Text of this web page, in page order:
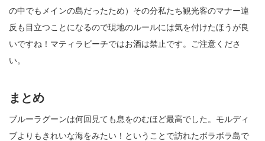
の中でもメインの島だったため）その分私たち観光客のマナー違
反も目立つことになるので現地のルールには気を付けたほうが良
いですね！マティラビーチではお酒は禁止です。ご注意くださ
い。
まとめ
ブルーラグーンは何回見ても息をのむほど最高でした。モルディ
ブよりもきれいな海をみたい！ということで訪れたボラボラ島で